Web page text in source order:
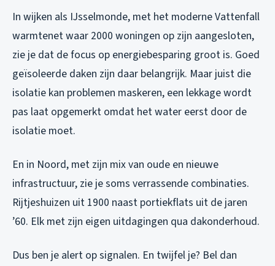
In wijken als IJsselmonde, met het moderne Vattenfall
warmtenet waar 2000 woningen op zijn aangesloten,
zie je dat de focus op energiebesparing groot is. Goed
geïsoleerde daken zijn daar belangrijk. Maar juist die
isolatie kan problemen maskeren, een lekkage wordt
pas laat opgemerkt omdat het water eerst door de
isolatie moet.
En in Noord, met zijn mix van oude en nieuwe
infrastructuur, zie je soms verrassende combinaties.
Rijtjeshuizen uit 1900 naast portiekflats uit de jaren
’60. Elk met zijn eigen uitdagingen qua dakonderhoud.
Dus ben je alert op signalen. En twijfel je? Bel dan